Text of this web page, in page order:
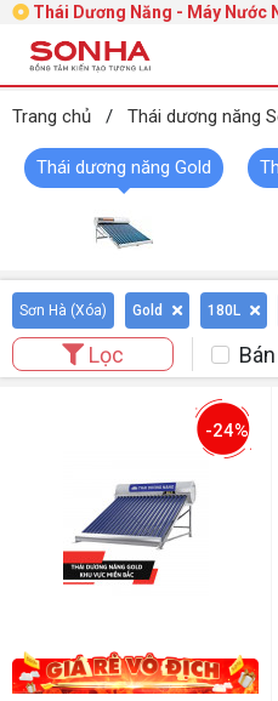
Thái Dương Năng - Máy Nước
Trang chủ / Thái dương năng
Thái dương năng Gold
Sơn Hà (Xóa) Gold 180L
Lọc
-24%